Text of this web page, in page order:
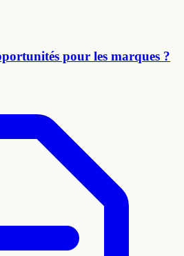
pour les marques ?